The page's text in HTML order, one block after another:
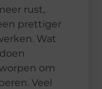
rust,
prettiger
Wat
om
Veel